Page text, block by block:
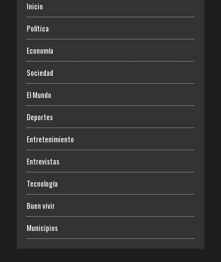
Inicio
Política
Economía
Sociedad
El Mundo
Deportes
Entretenimiento
Entrevistas
Tecnología
Buen vivir
Municipios